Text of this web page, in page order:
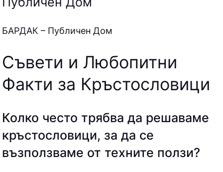
БAPДAК – Публичен Дом
Съвети и Любопитни
Факти за Кръстословици
Колко често трябва да решаваме
кръстословици, за да се
възползваме от техните ползи?